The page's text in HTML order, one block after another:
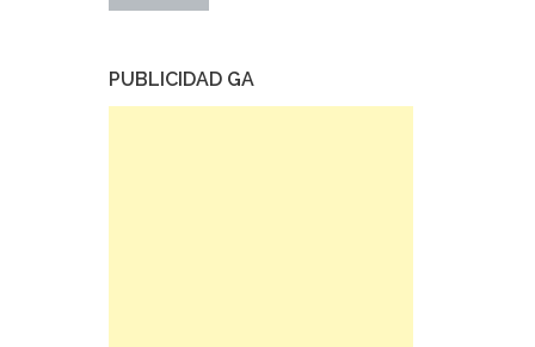
PUBLICIDAD GA